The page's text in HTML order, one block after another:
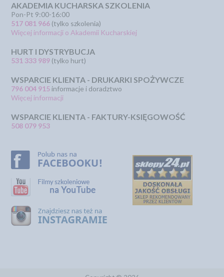
AKADEMIA KUCHARSKA SZKOLENIA
Pon-Pt 9:00-16:00
517 081 966 (tylko szkolenia)
Więcej informacji o Akademii Kucharskiej
HURT I DYSTRYBUCJA
531 333 989 (tylko hurt)
WSPARCIE KLIENTA - DRUKARKI SPOŻYWCZE
796 004 915 informacje i doradztwo
Więcej informacji
WSPARCIE KLIENTA - FAKTURY-KSIĘGOWOŚĆ
508 079 953